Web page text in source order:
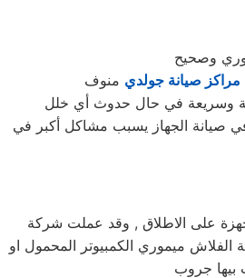
مراكز صيانة جولدي
في صيانة الجهاز يسبب مشاكل أكبر في
على الاطلاق , وقد عملت شركة
الفلاش ميموري الكمبيوتر المحمول او